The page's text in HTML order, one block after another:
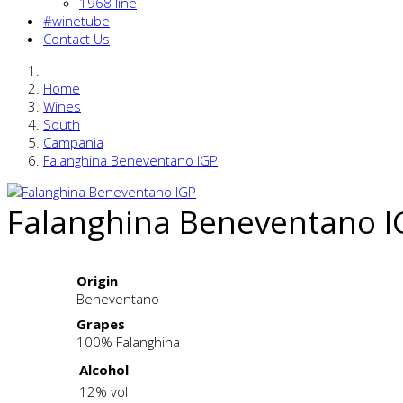
#winetube
Contact Us
Home
Wines
South
Campania
Falanghina Beneventano IGP
Falanghina Beneventano
Origin
Beneventano
Grapes
100% Falanghina
Alcohol
12% vol